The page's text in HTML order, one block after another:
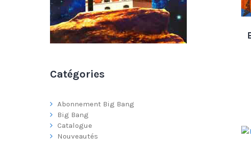
Catégories
Abonnement Big Bang
Big Bang
Catalogue
Nouveautés